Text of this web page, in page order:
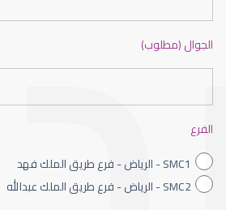
طبيب عيون شمال الرياض
الجوال (مطلوب)
الفرع
SMC1 - الرياض - فرع طريق الملك فهد
SMC2 - الرياض - فرع طريق الملك عبدالله